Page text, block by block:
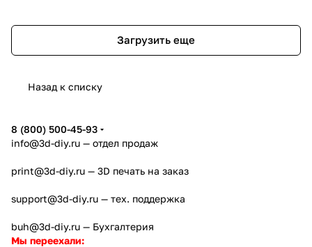
Загрузить еще
Назад к списку
8 (800) 500-45-93
info@3d-diy.ru — отдел продаж
print@3d-diy.ru — 3D печать на заказ
support@3d-diy.ru — тех. поддержка
buh@3d-diy.ru — Бухгалтерия
Мы переехали: